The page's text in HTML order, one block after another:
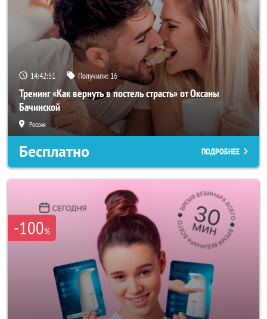
14:42:50 Получили: 16
Тренинг «Как вернуть в постель страсть» от Оксаны
Бачинской
Россия
Бесплатно ПОДРОБНЕЕ
-100%